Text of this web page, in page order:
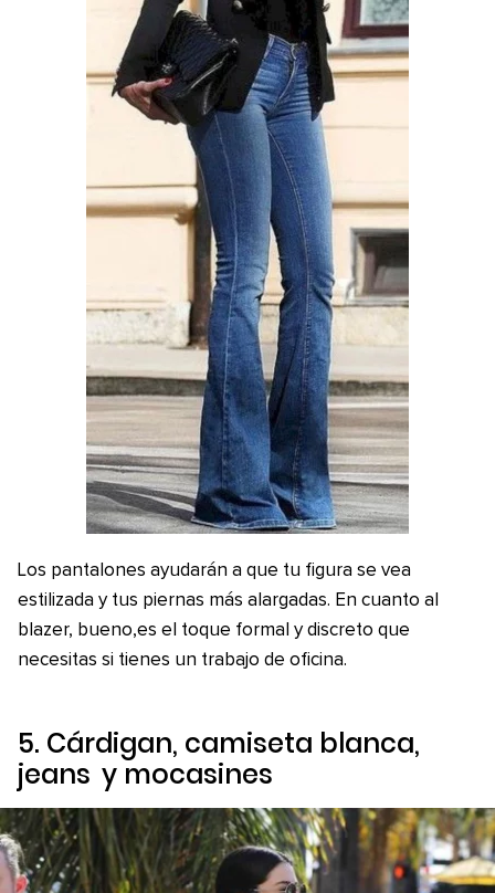
Los pantalones ayudarán a que tu figura se vea
estilizada y tus piernas más alargadas. En cuanto al
blazer, bueno,es el toque formal y discreto que
necesitas si tienes un trabajo de oficina.
5. Cárdigan, camiseta blanca,
jeans y mocasines